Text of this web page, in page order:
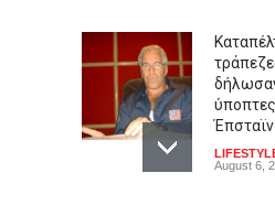
Έπσταϊν
August 6,